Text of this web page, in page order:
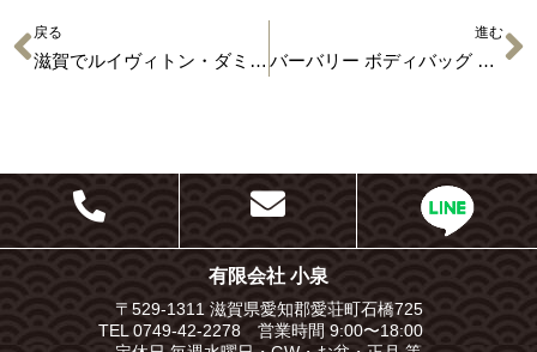
戻る
滋賀でルイヴィトン・ダミエアズールのネヴァーフル買取なら
進む
バーバリー ボディバッグ 8052888 買取実績はコチラ
有限会社 小泉
〒529-1311 滋賀県愛知郡愛荘町石橋725
TEL 0749-42-2278 営業時間 9:00〜18:00